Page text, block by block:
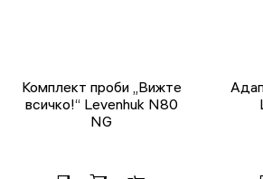
Комплект проби „Вижте
всичко!“ Levenhuk N80
NG